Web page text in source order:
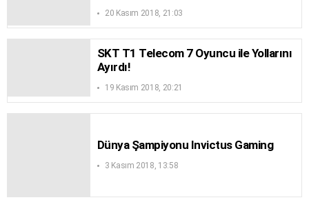
20 Kasım 2018, 21:03
SKT T1 Telecom 7 Oyuncu ile Yollarını
Ayırdı!
19 Kasım 2018, 20:21
Dünya Şampiyonu Invictus Gaming
3 Kasım 2018, 13:58